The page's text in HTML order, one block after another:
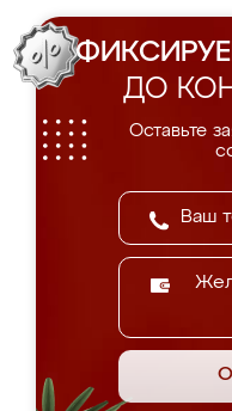
ДО
Оставьте